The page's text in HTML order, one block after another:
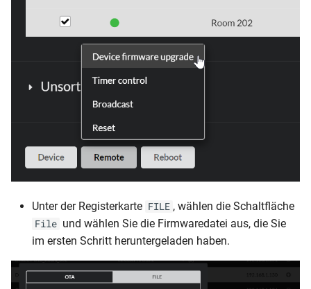
Unter der Registerkarte FILE , wählen die Schaltfläche
File und wählen Sie die Firmwaredatei aus, die Sie
im ersten Schritt heruntergeladen haben.